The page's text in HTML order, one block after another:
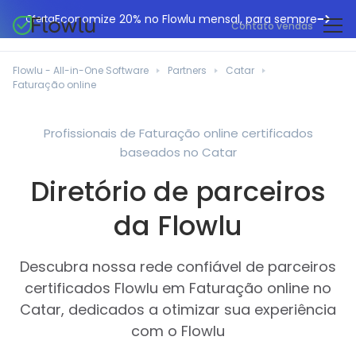
OfertaEconomize 20% no Flowlu mensal, para sempre
Contato vendas
Gestão de projetos
Faturação online
Ferramentas de colaboração
Gestão financeira
Projetos ágeis
Base de conhecimento
Agências de marketing
Departamentos de TI
Profissionais jurídicos
Instituições educacionais
Empresas de fabrico
Pequenos negócios
Planeadores de eventos
Central de ajuda
Estudos de caso
Casos de utilização
Ferramentas gratuitas
Português
Flowlu - All-in-One Software Partners
Catar
Faturação online
Profissionais de Faturação online certificados
baseados no Catar
Diretório de parceiros
da Flowlu
Descubra nossa rede confiável de parceiros
certificados Flowlu em Faturação online no
Catar, dedicados a otimizar sua experiência
com o Flowlu